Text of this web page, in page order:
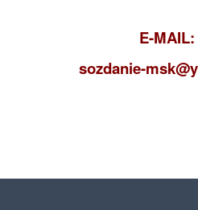
E-MAIL:
sozdanie-